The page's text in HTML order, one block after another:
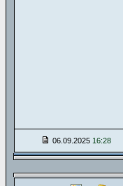
06.09.2025 16:28